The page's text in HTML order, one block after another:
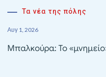
Τα νέα της πόλης
Αυγ 1, 2026
Μπαλκούρα: Το